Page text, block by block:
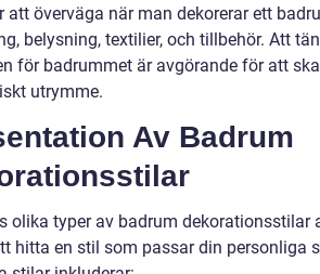
att överväga när man dekorerar ett
belysning, textilier, och tillbehör. Att
för badrummet är avgörande för att
utrymme.
Av Badrum
olika typer av badrum dekorationsstilar
hitta en stil som passar din personliga